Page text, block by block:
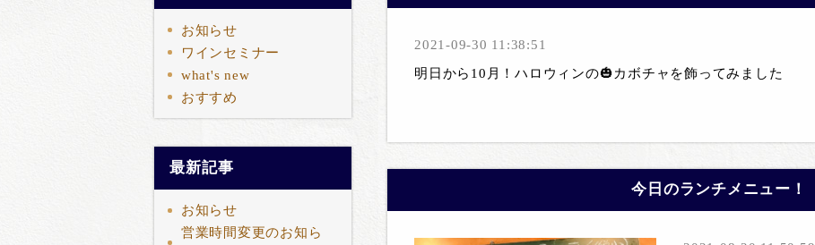
お知らせ
ワインセミナー
what's new
おすすめ
最新記事
お知らせ
営業時間変更のお知ら
2021-09-30 11:38:51
明日から10月！ハロウィンの🎃カボチャを飾ってみました
今日のランチメニュー！